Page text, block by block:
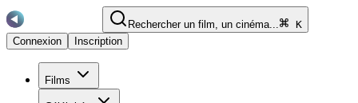
Rechercher un film, un cinéma...
K
Connexion
Inscription
Films